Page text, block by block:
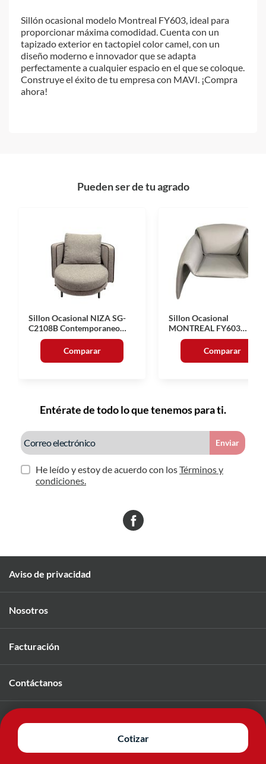
Cotizar
Sillón ocasional modelo Montreal FY603, ideal para
proporcionar máxima comodidad. Cuenta con un
tapizado exterior en tactopiel color camel, con un
diseño moderno e innovador que se adapta
perfectamente a cualquier espacio en el que se coloque.
Construye el éxito de tu empresa con MAVI. ¡Compra
ahora!
Pueden ser de tu agrado
Sillon Ocasional NIZA SG-
C2108B Contemporaneo
Beige
Comparar
Sillon Ocasional
MONTREAL FY603
Moderno Beige
Comparar
Entérate de todo lo que tenemos para ti.
Enviar
He leído y estoy de acuerdo con losTérminos y
condiciones.
Aviso de privacidad
Nosotros
Facturación
Contáctanos
© 2026 Mavi. Todos los derechos reservados